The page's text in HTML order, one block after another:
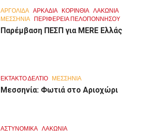
ΑΡΓΟΛΙΔΑ ΑΡΚΑΔΊΑ ΚΟΡΙΝΘΊΑ ΛΑΚΩΝΙΑ
ΜΕΣΣΗΝΙΑ ΠΕΡΙΦΈΡΕΙΑ ΠΕΛΟΠΟΝΝΉΣΟΥ
Παρέμβαση ΠΕΣΠ για MERE Ελλάς
ΕΚΤΑΚΤΟ ΔΕΛΤΙΟ ΜΕΣΣΗΝΙΑ
Μεσσηνία: Φωτιά στο Αριοχώρι
ΑΣΤΥΝΟΜΙΚΑ ΛΑΚΩΝΙΑ